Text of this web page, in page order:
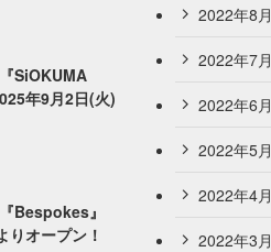
SiOKUMA
年9月2日(火)
Bespokes』
オープン！
2022年8月
2022年7月
2022年6月
2022年5月
2022年4月
2022年3月